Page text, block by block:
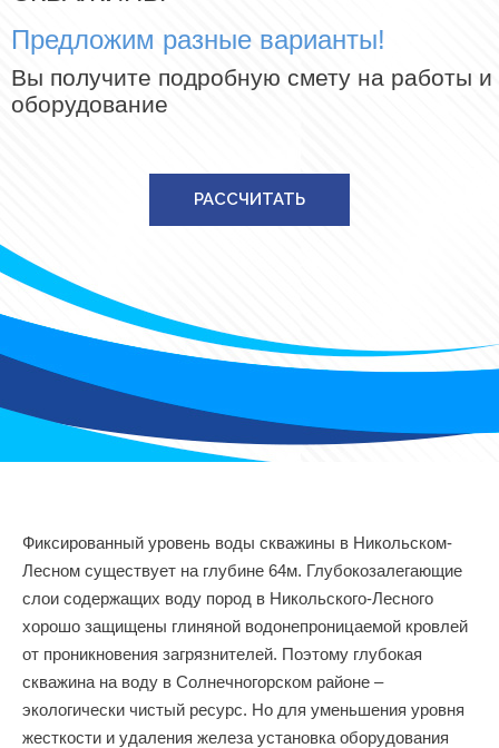
Предложим разные варианты!
Вы получите подробную смету на работы и
оборудование
РАССЧИТАТЬ
Фиксированный уровень воды скважины в Никольском-
Лесном существует на глубине 64м. Глубокозалегающие
слои содержащих воду пород в Никольского-Лесного
хорошо защищены глиняной водонепроницаемой кровлей
от проникновения загрязнителей. Поэтому глубокая
скважина на воду в Солнечногорском районе –
экологически чистый ресурс. Но для уменьшения уровня
жесткости и удаления железа установка оборудования